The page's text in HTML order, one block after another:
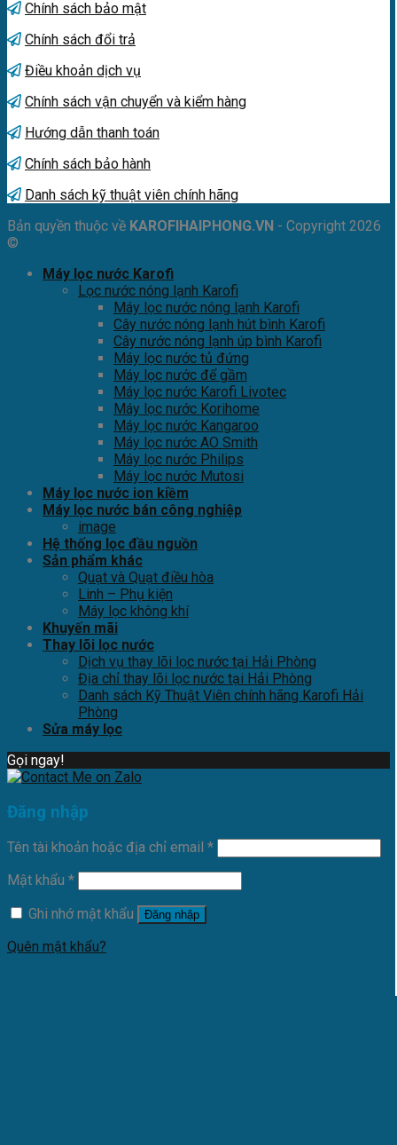
Chính sách bảo mật
Chính sách đổi trả
Điều khoản dịch vụ
Chính sách vận chuyển và kiểm hàng
Hướng dẫn thanh toán
Chính sách bảo hành
Danh sách kỹ thuật viên chính hãng
Bản quyền thuộc về KAROFIHAIPHONG.VN - Copyright 2026
©
Máy lọc nước Karofi
Lọc nước nóng lạnh Karofi
Máy lọc nước nóng lạnh Karofi
Cây nước nóng lạnh hút bình Karofi
Cây nước nóng lạnh úp bình Karofi
Máy lọc nước tủ đứng
Máy lọc nước để gầm
Máy lọc nước Karofi Livotec
Máy lọc nước Korihome
Máy lọc nước Kangaroo
Máy lọc nước AO Smith
Máy lọc nước Philips
Máy lọc nước Mutosi
Máy lọc nước ion kiềm
Máy lọc nước bán công nghiệp
image
Hệ thống lọc đầu nguồn
Sản phẩm khác
Quạt và Quạt điều hòa
Linh – Phụ kiện
Máy lọc không khí
Khuyến mãi
Thay lõi lọc nước
Dịch vụ thay lõi lọc nước tại Hải Phòng
Địa chỉ thay lõi lọc nước tại Hải Phòng
Danh sách Kỹ Thuật Viên chính hãng Karofi Hải
Phòng
Sửa máy lọc
Gọi ngay!
Đăng nhập
Tên tài khoản hoặc địa chỉ email *
Mật khẩu *
Ghi nhớ mật khẩu
Đăng nhập
Quên mật khẩu?